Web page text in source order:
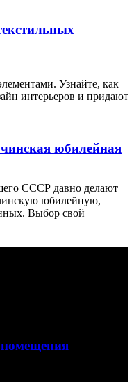
Узнайте, как
интерьеров и придают
юбилейная
СССР давно делают
юбилейную,
Выбор свой